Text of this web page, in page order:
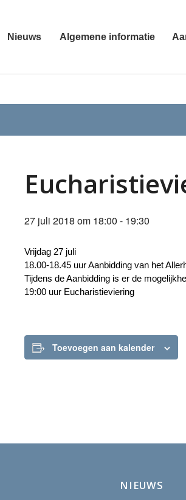
Nieuws Algemene informatie
27 juli 2018 om 18:00 - 19:30
Vrijdag 27 juli
18.00-18.45 uur Aanbidding van het
Tijdens de Aanbidding is er de
19:00 uur Eucharistieviering
Toevoegen aan kalender
NIEUWS